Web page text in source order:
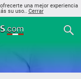
una mejor experiencia
su uso.. Cerrar